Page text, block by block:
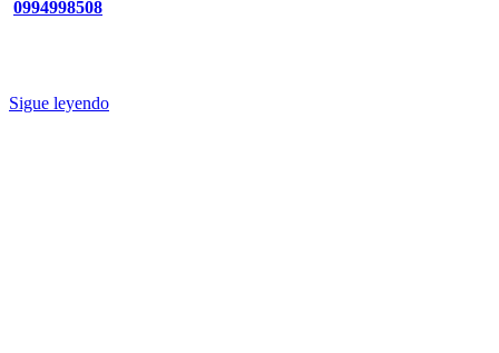
0994998508
Sigue leyendo